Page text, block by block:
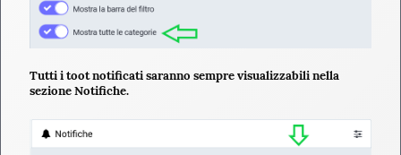
Tutti i toot notificati saranno sempre visualizzabili nella
sezione Notifiche.